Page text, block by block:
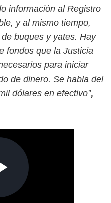
información al Registro
y al mismo tiempo,
buques y yates. Hay
fondos que la Justicia
para iniciar
de dinero. Se habla del
dólares en efectivo”,